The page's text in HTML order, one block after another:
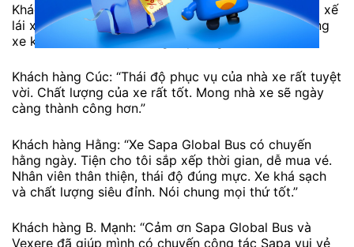
Khách hàng Lương: “Xe khởi hành giờ chính xác. Tài xế
lái xe chuyên nghiệp nhân viên tư vấn ok. Chất lượng
xe khá tốt, đi êm ái không say xe gì cả.”
Khách hàng Cúc: “Thái độ phục vụ của nhà xe rất tuyệt
vời. Chất lượng của xe rất tốt. Mong nhà xe sẽ ngày
càng thành công hơn.”
Khách hàng Hằng: “Xe Sapa Global Bus có chuyến
hằng ngày. Tiện cho tôi sắp xếp thời gian, dễ mua vé.
Nhân viên thân thiện, thái độ đúng mực. Xe khá sạch
và chất lượng siêu đỉnh. Nói chung mọi thứ tốt.”
Khách hàng B. Mạnh: “Cảm ơn Sapa Global Bus và
Vexere đã giúp mình có chuyến công tác Sapa vui vẻ